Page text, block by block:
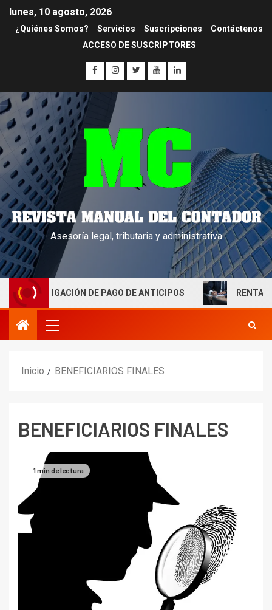
lunes, 10 agosto, 2026
¿Quiénes Somos? Servicios Suscripciones
Contáctenos
ACCESO DE SUSCRIPTORES
Asesoría legal, tributaria y administrativa
DE PAGO DE ANTICIPOS RENTAS
Inicio BENEFICIARIOS FINALES
BENEFICIARIOS FINALES
1 min de lectura